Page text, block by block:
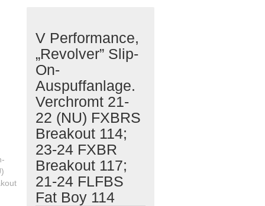
V Performance,
„Revolver” Slip-
On-
Auspuffanlage.
Verchromt 21-
22 (NU) FXBRS
Breakout 114;
23-24 FXBR
Breakout 117;
21-24 FLFBS
Fat Boy 114